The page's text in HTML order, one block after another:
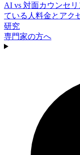
AI vs 対面カウンセ
ている人 料金とアク
研究
専門家の方へ